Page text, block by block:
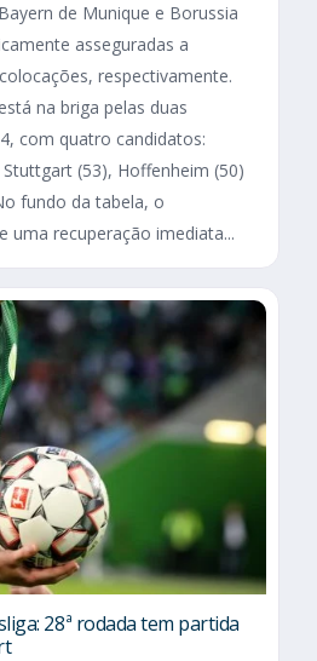
de Munique e Borussia
asseguradas a
respectivamente.
na briga pelas duas
com quatro candidatos:
(53), Hoffenheim (50)
fundo da tabela, o
uma recuperação imediata...
28ª rodada tem partida